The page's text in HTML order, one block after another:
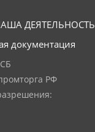
ДЕЯТЕЛЬНОСТЬ
документация
РФ